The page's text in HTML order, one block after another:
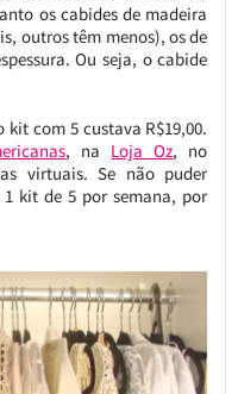
os cabides de madeira
outros têm menos), os de
Ou seja, o cabide
kit com 5 custava R$19,00.
, na Loja Oz, no
virtuais. Se não puder
kit de 5 por semana, por